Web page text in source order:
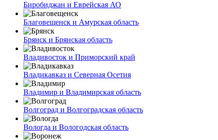
Биробиджан и Еврейская АО
Благовещенск и Амурская область
Брянск и Брянская область
Владивосток и Приморский край
Владикавказ и Северная Осетия
Владимир и Владимирская область
Волгоград и Волгоградская область
Вологда и Вологодская область